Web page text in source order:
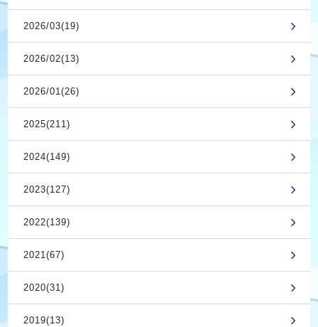
2026/03(19)
2026/02(13)
2026/01(26)
2025(211)
2024(149)
2023(127)
2022(139)
2021(67)
2020(31)
2019(13)